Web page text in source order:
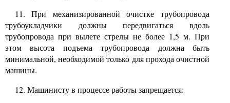
11. При механизированной очистке трубопровода
трубоукладчики должны передвигаться вдоль
трубопровода при вылете стрелы не более 1,5 м. При
этом высота подъема трубопровода должна быть
минимальной, необходимой только для прохода очистной
машины.
12. Машинисту в процессе работы запрещается: